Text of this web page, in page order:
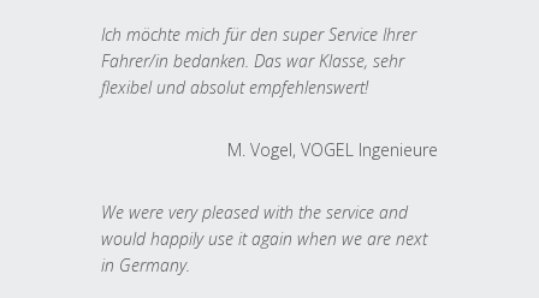
Ich möchte mich für den super Service Ihrer
Fahrer/in bedanken. Das war Klasse, sehr
flexibel und absolut empfehlenswert!
M. Vogel, VOGEL Ingenieure
We were very pleased with the service and
would happily use it again when we are next
in Germany.